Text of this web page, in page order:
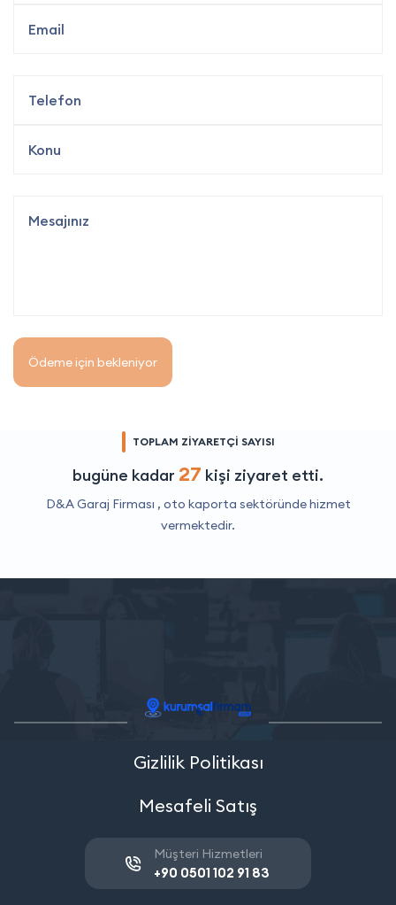
Ödeme için bekleniyor
TOPLAM ZİYARETÇİ SAYISI
bugüne kadar 27 kişi ziyaret etti.
D&A Garaj Firması , oto kaporta sektöründe hizmet
vermektedir.
Gizlilik Politikası
Mesafeli Satış
Müşteri Hizmetleri
+90 0501 102 91 83